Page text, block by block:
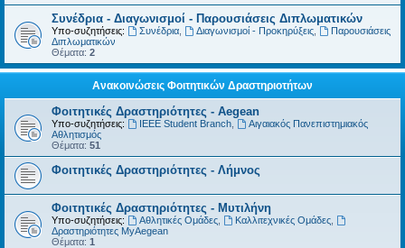
Συνέδρια - Διαγωνισμοί - Παρουσιάσεις Διπλωματικών
Υπο-συζητήσεις: Συνέδρια, Διαγωνισμοί - Προκηρύξεις,
Παρουσιάσεις
Διπλωματικών
Θέματα: 2
Ανακοινώσεις Φοιτητικών Δραστηριοτήτων
Φοιτητικές Δραστηριότητες - Aegean
Υπο-συζητήσεις: IEEE Student Branch,
Αιγαιακός Πανεπιστημιακός
Αθλητισμός
Θέματα: 51
Φοιτητικές Δραστηριότητες - Λήμνος
Φοιτητικές Δραστηριότητες - Μυτιλήνη
Υπο-συζητήσεις: Αθλητικές Ομάδες, Καλλιτεχνικές Ομάδες,
Δραστηριότητες MyAegean
Θέματα: 1